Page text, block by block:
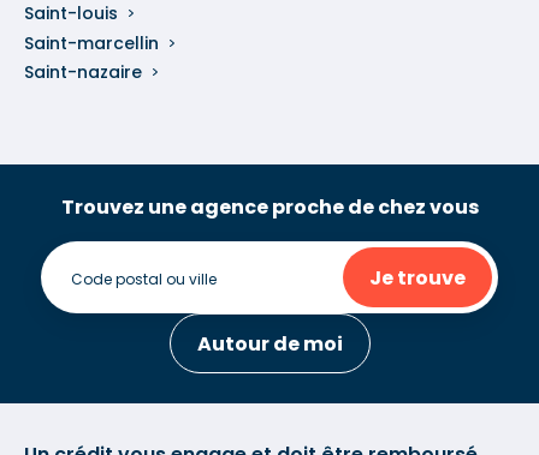
Saint-louis
Saint-marcellin
Saint-nazaire
Trouvez une agence proche de chez vous
Je trouve
Autour de moi